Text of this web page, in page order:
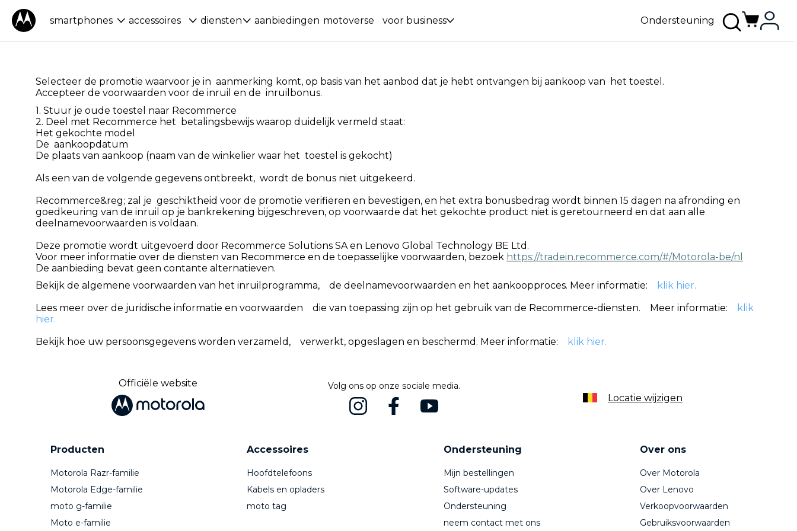
smartphones accessoires diensten aanbiedingen motoverse voor business Ondersteuning
Selecteer de promotie waarvoor je in aanmerking komt, op basis van het aanbod dat je hebt ontvangen bij aankoop van het toestel.
Accepteer de voorwaarden voor de inruil en de inruilbonus.
1. Stuur je oude toestel naar Recommerce
2. Deel met Recommerce het betalingsbewijs waarop duidelijk vermeld staat:
Het gekochte model
De aankoopdatum
De plaats van aankoop (naam van de winkelier waar het toestel is gekocht)
Als een van de volgende gegevens ontbreekt, wordt de bonus niet uitgekeerd.
Recommerce&reg; zal je geschiktheid voor de promotie verifiëren en bevestigen, en het extra bonusbedrag wordt binnen 15 dagen na afronding en
goedkeuring van de inruil op je bankrekening bijgeschreven, op voorwaarde dat het gekochte product niet is geretourneerd en dat aan alle
deelnamevoorwaarden is voldaan.
Deze promotie wordt uitgevoerd door Recommerce Solutions SA en Lenovo Global Technology BE Ltd.
Voor meer informatie over de diensten van Recommerce en de toepasselijke voorwaarden, bezoek https://tradein.recommerce.com/#/Motorola-be/nl
De aanbieding bevat geen contante alternatieven.
Bekijk de algemene voorwaarden van het inruilprogramma, de deelnamevoorwaarden en het aankoopproces. Meer informatie:
klik hier.
Lees meer over de juridische informatie en voorwaarden die van toepassing zijn op het gebruik van de Recommerce-diensten. Meer informatie:
klik
hier.
Bekijk hoe uw persoonsgegevens worden verzameld, verwerkt, opgeslagen en beschermd. Meer informatie:
klik hier.
Officiële website Volg ons op onze sociale media.
Locatie wijzigen
Producten
Motorola Razr-familie
Motorola Edge-familie
moto g-familie
Moto e-familie
Accessoires
Hoofdtelefoons
Kabels en opladers
moto tag
Ondersteuning
Mijn bestellingen
Software-updates
Ondersteuning
neem contact met ons
Over ons
Over Motorola
Over Lenovo
Verkoopvoorwaarden
Gebruiksvoorwaarden